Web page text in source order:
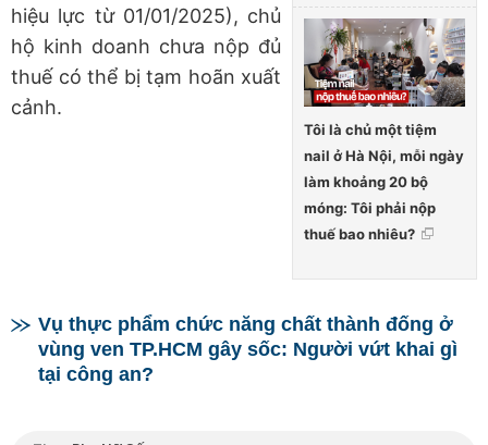
Tôi là chủ một tiệm
nail ở Hà Nội, mỗi ngày
làm khoảng 20 bộ
móng: Tôi phải nộp
thuế bao nhiêu?
hiệu lực từ 01/01/2025), chủ
hộ kinh doanh chưa nộp đủ
thuế có thể bị tạm hoãn xuất
cảnh.
Vụ thực phẩm chức năng chất thành đống ở
vùng ven TP.HCM gây sốc: Người vứt khai gì
tại công an?